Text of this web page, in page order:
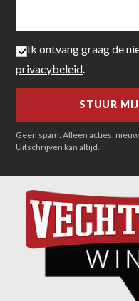
Ik ontvang graag de
privacybeleid.
Geen spam. Alleen acties,
Uitschrijven kan altijd.